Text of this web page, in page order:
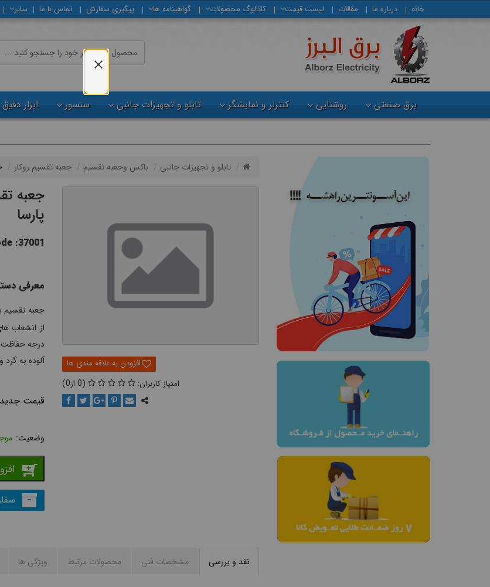
خانه درباره ما مقالات لیست قیمت كاتالوگ محصولات گواهینامه ها پیگیری سفارش تماس با ما سایر
برق صنعتی روشنایی کنترلر و نمایشگر تابلو و تجهیزات جانبی سنسور ابزار
تابلو و تجهیزات جانبی باکس وجعبه تقسیم جعبه تقسیم روکار
0
0
پارسا
:37001
معرفی
جعبه تقسیم با
از انشعاب
آلوده به گرد
نقد و بررسی مشخصات فنی محصولات مرتبط ویژگی ها